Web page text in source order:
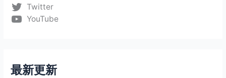
Twitter
YouTube
最新更新